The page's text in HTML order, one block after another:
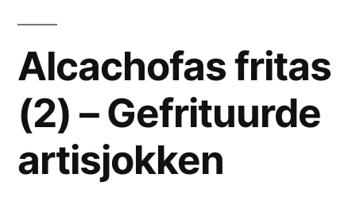
Alcachofas fritas
(2) – Gefrituurde
artisjokken